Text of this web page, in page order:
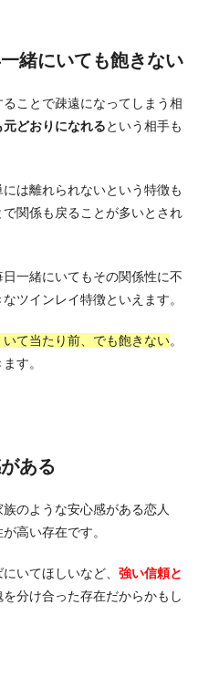
緒にいても飽きない
ことで疎遠になってしまう相
どおりになれるという相手も
は離れられないという特徴も
関係も戻ることが多いとされ
一緒にいてもその関係性に不
ツインレイ特徴といえます。
て当たり前、でも飽きない。
す。
ある
のような安心感がある恋人
高い存在です。
いてほしいなど、 強い信頼と
を分け合った存在だからかもし